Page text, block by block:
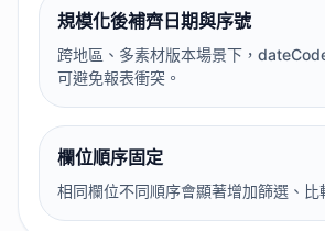
規模化後補齊日期與序號
跨地區、多素材版本場景下，
可避免報表衝突。
欄位順序固定
相同欄位不同順序會顯著增加篩選、比